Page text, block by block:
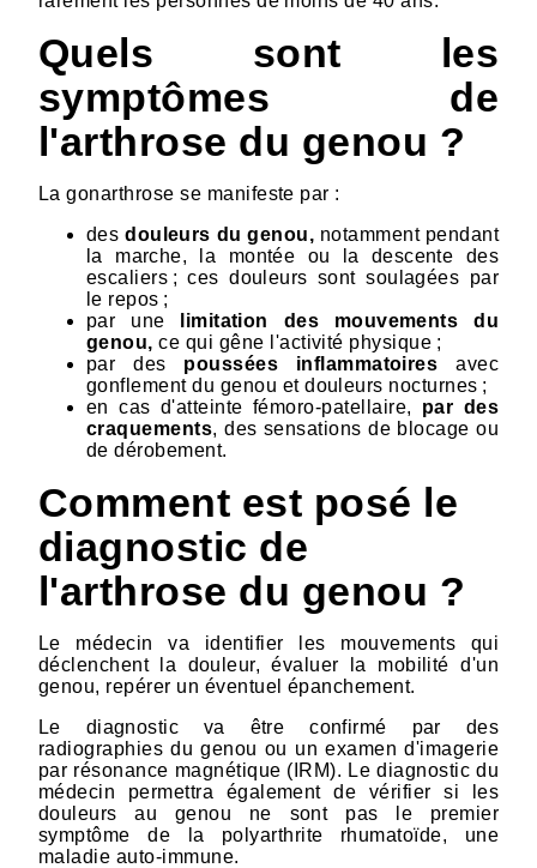
Quels sont les
symptômes de
l'arthrose du genou ?
La gonarthrose se manifeste par :
des douleurs du genou, notamment pendant
la marche, la montée ou la descente des
escaliers ; ces douleurs sont soulagées par
le repos ;
par une limitation des mouvements du
genou, ce qui gêne l'activité physique ;
par des poussées inflammatoires avec
gonflement du genou et douleurs nocturnes ;
en cas d'atteinte fémoro-patellaire, par des
craquements, des sensations de blocage ou
de dérobement.
Comment est posé le
diagnostic de
l'arthrose du genou ?
Le médecin va identifier les mouvements qui
déclenchent la douleur, évaluer la mobilité d'un
genou, repérer un éventuel épanchement.
Le diagnostic va être confirmé par des
radiographies du genou ou un examen d'imagerie
par résonance magnétique (IRM). Le diagnostic du
médecin permettra également de vérifier si les
douleurs au genou ne sont pas le premier
symptôme de la polyarthrite rhumatoïde, une
maladie auto-immune.